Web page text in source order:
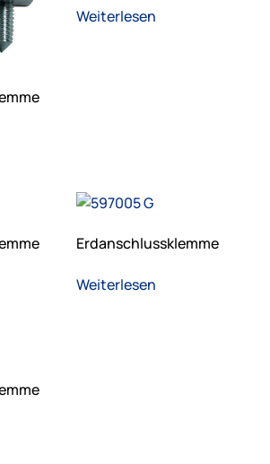
Weiterlesen
Erdanschlussklemme
Weiterlesen